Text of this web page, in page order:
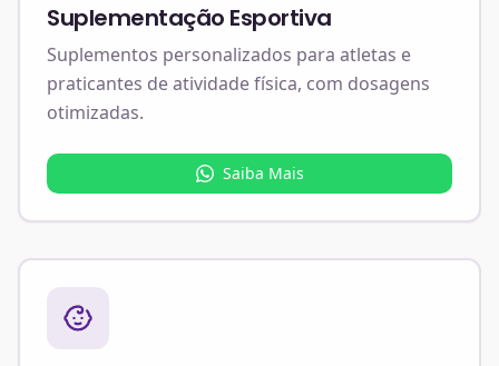
Suplementação Esportiva
Suplementos personalizados para atletas e
praticantes de atividade física, com dosagens
otimizadas.
Saiba Mais